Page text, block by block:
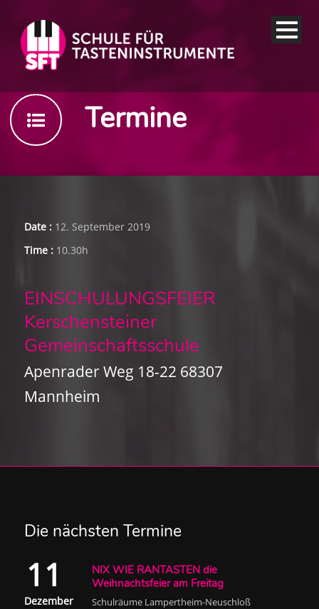
Termine
Date : 12. September 2019
Time : 10.30h
EINSCHULUNGSFEIER
Kerschensteiner
Gemeinschaftsschule
Apenrader Weg 18-22 68307
Mannheim
Die nächsten Termine
11
Dezember
NIX WIE RANTASTEN die
Weihnachtsfeier am Freitag
Schulräume Lampertheim-Neuschloß